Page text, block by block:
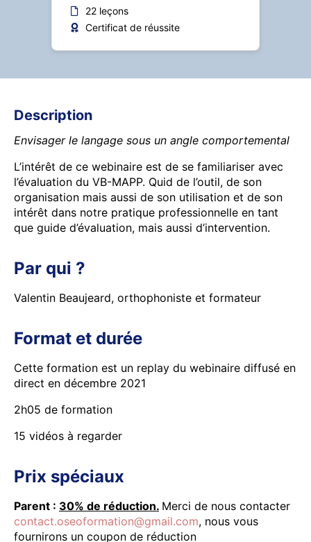
22 leçons
Certificat de réussite
Description
Envisager le langage sous un angle comportemental
L’intérêt de ce webinaire est de se familiariser avec
l’évaluation du VB-MAPP. Quid de l’outil, de son
organisation mais aussi de son utilisation et de son
intérêt dans notre pratique professionnelle en tant
que guide d’évaluation, mais aussi d’intervention.
Par qui ?
Valentin Beaujeard, orthophoniste et formateur
Format et durée
Cette formation est un replay du webinaire diffusé en
direct en décembre 2021
2h05 de formation
15 vidéos à regarder
Prix spéciaux
Parent : 30% de réduction. Merci de nous contacter
contact.oseoformation@gmail.com, nous vous
fournirons un coupon de réduction